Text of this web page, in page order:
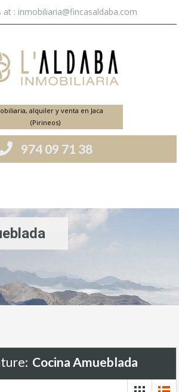
at : inmobiliaria@fincasaldaba.com
alquiler y venta en Jaca
(Pirineos)
974 09 71 38
Cocina Amueblada